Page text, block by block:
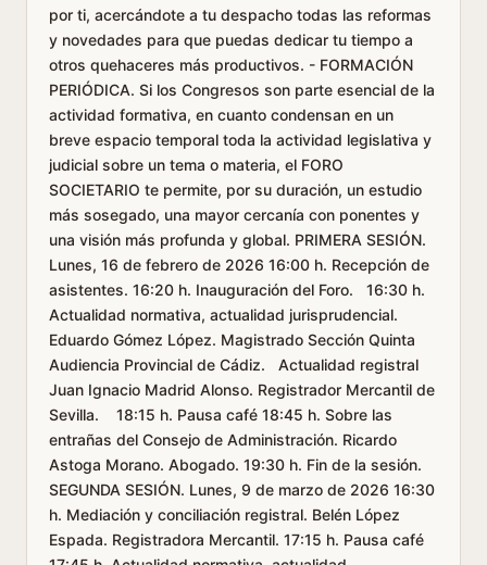
por ti, acercándote a tu despacho todas las reformas
y novedades para que puedas dedicar tu tiempo a
otros quehaceres más productivos. - FORMACIÓN
PERIÓDICA. Si los Congresos son parte esencial de la
actividad formativa, en cuanto condensan en un
breve espacio temporal toda la actividad legislativa y
judicial sobre un tema o materia, el FORO
SOCIETARIO te permite, por su duración, un estudio
más sosegado, una mayor cercanía con ponentes y
una visión más profunda y global. PRIMERA SESIÓN.
Lunes, 16 de febrero de 2026 16:00 h. Recepción de
asistentes. 16:20 h. Inauguración del Foro. 16:30 h.
Actualidad normativa, actualidad jurisprudencial.
Eduardo Gómez López. Magistrado Sección Quinta
Audiencia Provincial de Cádiz. Actualidad registral
Juan Ignacio Madrid Alonso. Registrador Mercantil de
Sevilla. 18:15 h. Pausa café 18:45 h. Sobre las
entrañas del Consejo de Administración. Ricardo
Astoga Morano. Abogado. 19:30 h. Fin de la sesión.
SEGUNDA SESIÓN. Lunes, 9 de marzo de 2026 16:30
h. Mediación y conciliación registral. Belén López
Espada. Registradora Mercantil. 17:15 h. Pausa café